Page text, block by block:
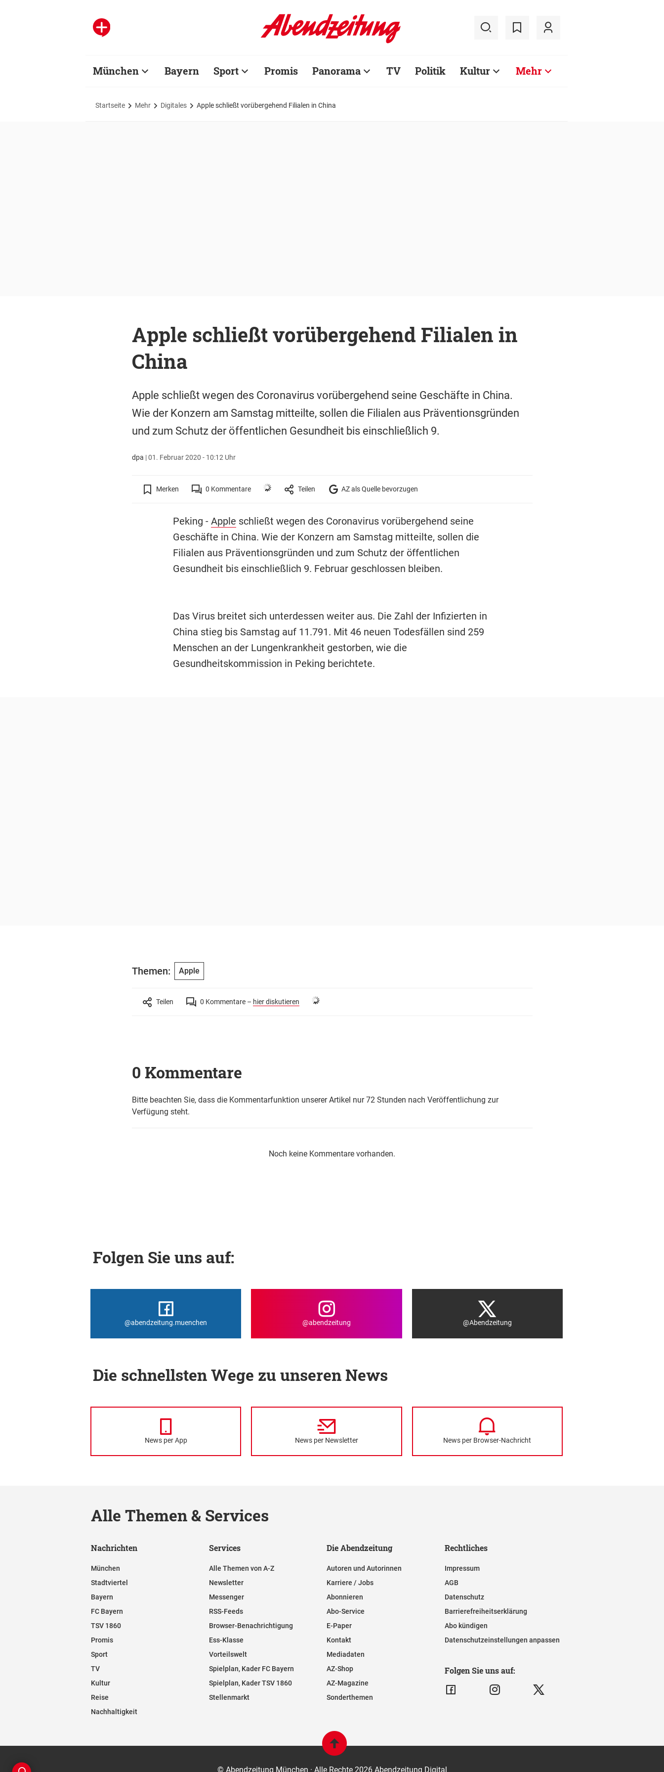
München Bayern Sport Promis Panorama TV Politik Kultur Mehr
Startseite Mehr Digitales Apple schließt vorübergehend Filialen in China
Apple schließt vorübergehend Filialen in
China
Apple schließt wegen des Coronavirus vorübergehend seine Geschäfte in China.
Wie der Konzern am Samstag mitteilte, sollen die Filialen aus Präventionsgründen
und zum Schutz der öffentlichen Gesundheit bis einschließlich 9.
dpa |01. Februar 2020 - 10:12 Uhr
Merken 0 Kommentare Teilen AZ als Quelle bevorzugen
Peking - Apple schließt wegen des Coronavirus vorübergehend seine
Geschäfte in China. Wie der Konzern am Samstag mitteilte, sollen die
Filialen aus Präventionsgründen und zum Schutz der öffentlichen
Gesundheit bis einschließlich 9. Februar geschlossen bleiben.
Das Virus breitet sich unterdessen weiter aus. Die Zahl der Infizierten in
China stieg bis Samstag auf 11.791. Mit 46 neuen Todesfällen sind 259
Menschen an der Lungenkrankheit gestorben, wie die
Gesundheitskommission in Peking berichtete.
Themen: Apple
Teilen 0 Kommentare – hier diskutieren
0 Kommentare
Bitte beachten Sie, dass die Kommentarfunktion unserer Artikel nur 72 Stunden nach Veröffentlichung zur
Verfügung steht.
Noch keine Kommentare vorhanden.
Folgen Sie uns auf:
@abendzeitung.muenchen @abendzeitung @Abendzeitung
Die schnellsten Wege zu unseren News
News per App News per Newsletter News per Browser-Nachricht
Alle Themen & Services
Nachrichten
München
Stadtviertel
Bayern
FC Bayern
TSV 1860
Promis
Sport
TV
Kultur
Reise
Nachhaltigkeit
Services
Alle Themen von A-Z
Newsletter
Messenger
RSS-Feeds
Browser-Benachrichtigung
Ess-Klasse
Vorteilswelt
Spielplan, Kader FC Bayern
Spielplan, Kader TSV 1860
Stellenmarkt
Die Abendzeitung
Autoren und Autorinnen
Karriere / Jobs
Abonnieren
Abo-Service
E-Paper
Kontakt
Mediadaten
AZ-Shop
AZ-Magazine
Sonderthemen
Rechtliches
Impressum
AGB
Datenschutz
Barrierefreiheitserklärung
Abo kündigen
Datenschutzeinstellungen anpassen
Folgen Sie uns auf:
© Abendzeitung München · Alle Rechte 2026 Abendzeitung Digital